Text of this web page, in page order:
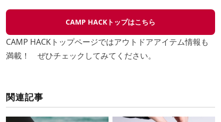
CAMP HACKトップはこちら
CAMP HACKトップページではアウトドアアイテム情報も
満載！ ぜひチェックしてみてください。
関連記事